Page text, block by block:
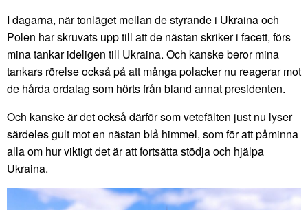
I dagarna, när tonläget mellan de styrande i Ukraina och
Polen har skruvats upp till att de nästan skriker i facett, förs
mina tankar ideligen till Ukraina. Och kanske beror mina
tankars rörelse också på att många polacker nu reagerar mot
de hårda ordalag som hörts från bland annat presidenten.
Och kanske är det också därför som vetefälten just nu lyser
särdeles gult mot en nästan blå himmel, som för att påminna
alla om hur viktigt det är att fortsätta stödja och hjälpa
Ukraina.